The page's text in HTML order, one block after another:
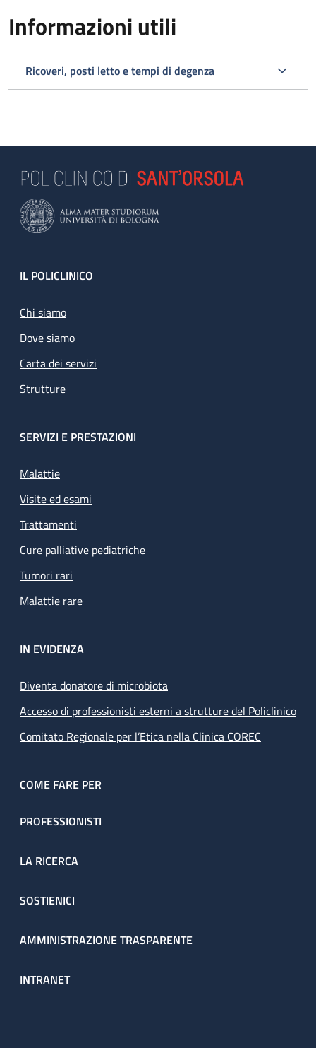
Informazioni utili
Ricoveri, posti letto e tempi di degenza
Footer
IL POLICLINICO
Chi siamo
Dove siamo
Carta dei servizi
Strutture
SERVIZI E PRESTAZIONI
Malattie
Visite ed esami
Trattamenti
Cure palliative pediatriche
Tumori rari
Malattie rare
IN EVIDENZA
Diventa donatore di microbiota
Accesso di professionisti esterni a strutture del Policlinico
Comitato Regionale per l’Etica nella Clinica COREC
COME FARE PER
PROFESSIONISTI
LA RICERCA
SOSTIENICI
AMMINISTRAZIONE TRASPARENTE
INTRANET